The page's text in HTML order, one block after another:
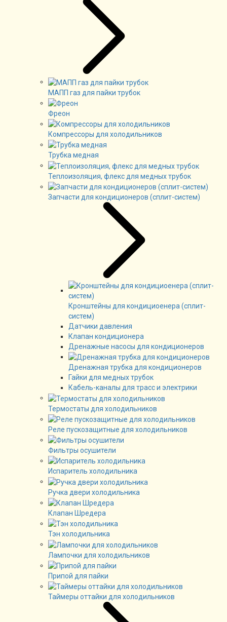
МАПП газ для пайки трубок
Фреон
Компрессоры для холодильников
Трубка медная
Теплоизоляция, флекс для медных трубок
Запчасти для кондиционеров (сплит-систем)
Кронштейны для кондициоенера (сплит-
систем)
Датчики давления
Клапан кондиционера
Дренажные насосы для кондиционеров
Дренажная трубка для кондиционеров
Гайки для медных трубок
Кабель-каналы для трасс и электрики
Термостаты для холодильников
Реле пускозащитные для холодильников
Фильтры осушители
Испаритель холодильника
Ручка двери холодильника
Клапан Шредера
Тэн холодильника
Лампочки для холодильников
Припой для пайки
Таймеры оттайки для холодильников